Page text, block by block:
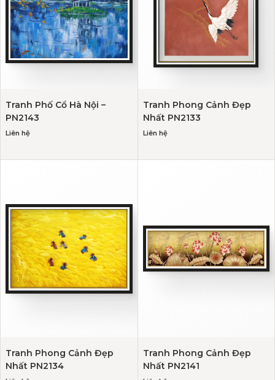
Tranh Phố Cổ Hà Nội –
PN2143
Liên hệ
Tranh Phong Cảnh Đẹp
Nhất PN2133
Liên hệ
Tranh Phong Cảnh Đẹp
Nhất PN2134
Tranh Phong Cảnh Đẹp
Nhất PN2141